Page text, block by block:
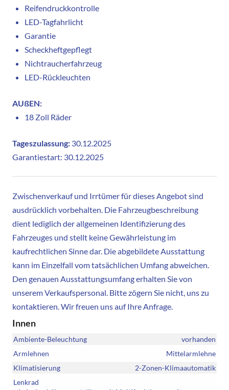
Reifendruckkontrolle
LED-Tagfahrlicht
Garantie
Scheckheftgepflegt
Nichtraucherfahrzeug
LED-Rückleuchten
AUßEN:
18 Zoll Räder
Tageszulassung: 30.12.2025
Garantiestart: 30.12.2025
Zwischenverkauf und Irrtümer für dieses Angebot sind
ausdrücklich vorbehalten. Die Fahrzeugbeschreibung
dient lediglich der allgemeinen Identifizierung des
Fahrzeuges und stellt keine Gewährleistung im
kaufrechtlichen Sinne dar. Die abgebildete Ausstattung
kann im Einzelfall vom tatsächlichen Umfang abweichen.
Den genauen Ausstattungsumfang erhalten Sie von
unserem Verkaufspersonal. Bitte zögern Sie nicht, uns zu
kontaktieren. Wir freuen uns auf Ihre Anfrage.
Innen
Ambiente-Beleuchtung
vorhanden
Armlehnen
Mittelarmlehne
Klimatisierung
2-Zonen-Klimaautomatik
Lenkrad